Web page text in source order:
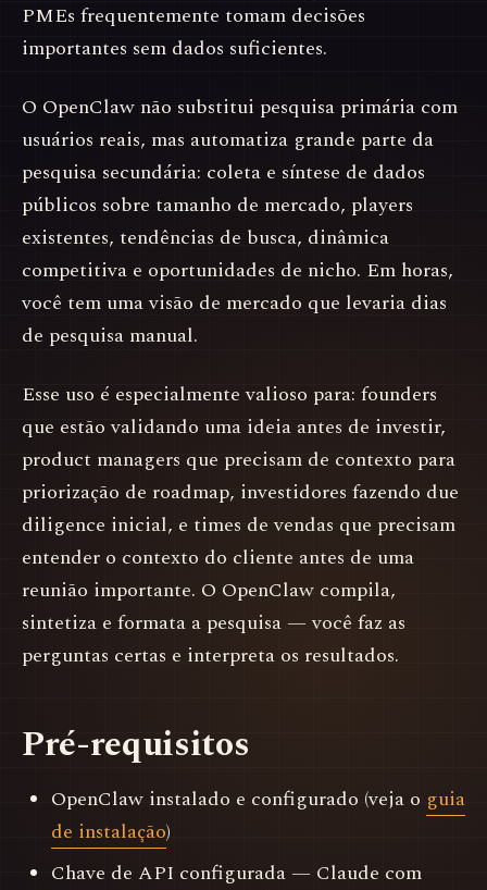
PMEs frequentemente tomam decisões
importantes sem dados suficientes.
O OpenClaw não substitui pesquisa primária com
usuários reais, mas automatiza grande parte da
pesquisa secundária: coleta e síntese de dados
públicos sobre tamanho de mercado, players
existentes, tendências de busca, dinâmica
competitiva e oportunidades de nicho. Em horas,
você tem uma visão de mercado que levaria dias
de pesquisa manual.
Esse uso é especialmente valioso para: founders
que estão validando uma ideia antes de investir,
product managers que precisam de contexto para
priorização de roadmap, investidores fazendo due
diligence inicial, e times de vendas que precisam
entender o contexto do cliente antes de uma
reunião importante. O OpenClaw compila,
sintetiza e formata a pesquisa — você faz as
perguntas certas e interpreta os resultados.
Pré-requisitos
OpenClaw instalado e configurado (veja o guia
de instalação)
Chave de API configurada — Claude com